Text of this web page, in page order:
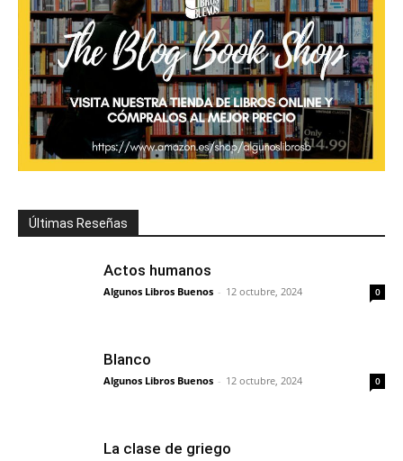
Últimas Reseñas
Actos humanos
Algunos Libros Buenos - 12 octubre, 2024 0
Blanco
Algunos Libros Buenos - 12 octubre, 2024 0
La clase de griego